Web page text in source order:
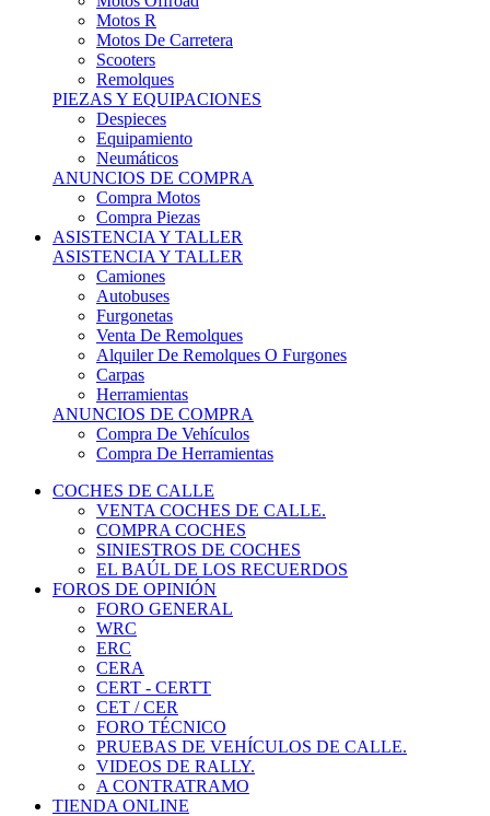
Motos R
Motos De Carretera
Scooters
Remolques
PIEZAS Y EQUIPACIONES
Despieces
Equipamiento
Neumáticos
ANUNCIOS DE COMPRA
Compra Motos
Compra Piezas
ASISTENCIA Y TALLER
ASISTENCIA Y TALLER
Camiones
Autobuses
Furgonetas
Venta De Remolques
Alquiler De Remolques O Furgones
Carpas
Herramientas
ANUNCIOS DE COMPRA
Compra De Vehículos
Compra De Herramientas
COCHES DE CALLE
VENTA COCHES DE CALLE.
COMPRA COCHES
SINIESTROS DE COCHES
EL BAÚL DE LOS RECUERDOS
FOROS DE OPINIÓN
FORO GENERAL
WRC
ERC
CERA
CERT - CERTT
CET / CER
FORO TÉCNICO
PRUEBAS DE VEHÍCULOS DE CALLE.
VIDEOS DE RALLY.
A CONTRATRAMO
TIENDA ONLINE